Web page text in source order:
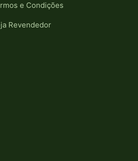
e Condições
Revendedor